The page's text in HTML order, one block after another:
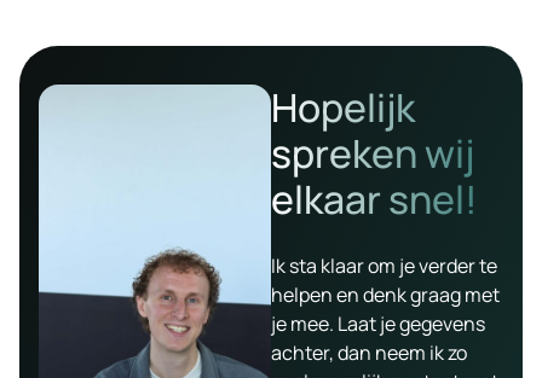
Hopelijk
spreken wij
elkaar snel!
Ik sta klaar om je verder te
helpen en denk graag met
je mee. Laat je gegevens
achter, dan neem ik zo